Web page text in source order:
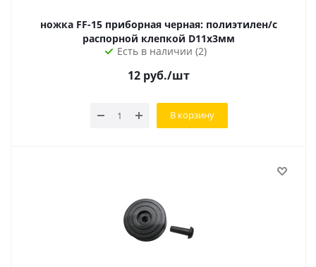
ножка FF-15 приборная черная: полиэтилен/с
распорной клепкой D11х3мм
Есть в наличии (2)
12 руб./шт
В корзину